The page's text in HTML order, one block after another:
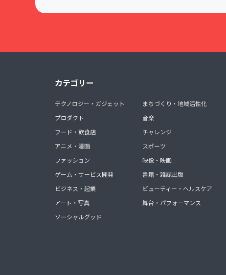
カテゴリー
テクノロジー・ガジェット
プロダクト
フード・飲食店
アニメ・漫画
ファッション
ゲーム・サービス開発
ビジネス・起業
アート・写真
ソーシャルグッド
まちづくり・地域活性化
音楽
チャレンジ
スポーツ
映像・映画
書籍・雑誌出版
ビューティー・ヘルスケア
舞台・パフォーマンス